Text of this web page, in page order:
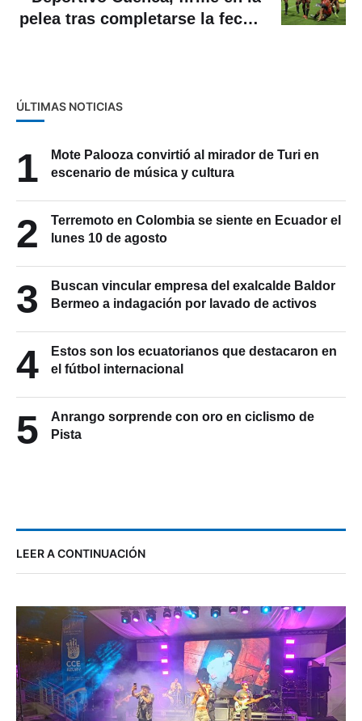
pelea tras completarse la fecha
ÚLTIMAS NOTICIAS
1
Mote Palooza convirtió al mirador de Turi en
escenario de música y cultura
2
Terremoto en Colombia se siente en Ecuador el
lunes 10 de agosto
3
Buscan vincular empresa del exalcalde Baldor
Bermeo a indagación por lavado de activos
4
Estos son los ecuatorianos que destacaron en
el fútbol internacional
5
Anrango sorprende con oro en ciclismo de
Pista
LEER A CONTINUACIÓN